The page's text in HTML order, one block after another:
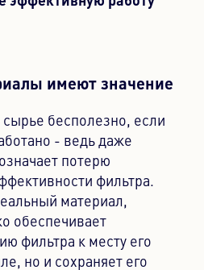
имеют значение
бесполезно, если
- ведь даже
потерю
фильтра.
материал,
обеспечивает
фильтра к месту его
но и сохраняет его